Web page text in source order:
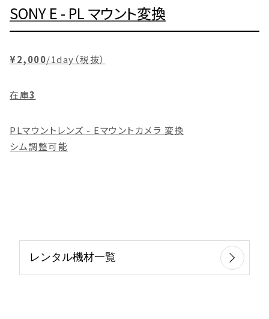
SONY E - PL マウント変換
¥2,000/1day（税抜）
在庫3
PLマウントレンズ - Eマウントカメラ 変換
シム調整可能
レンタル機材一覧